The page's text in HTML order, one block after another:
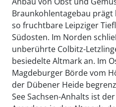
Braunkohlentagebau prägt
so fruchtbare Leipziger
Südosten. Im Norden
unberührte Colbitz-
besiedelte Altmark an. Im
Magdeburger Börde vom
der Dübener Heide
See Sachsen-Anhalts ist